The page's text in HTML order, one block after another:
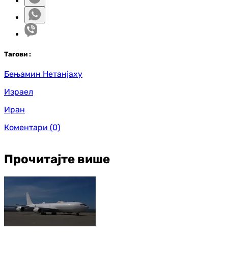
Тагови :
Бењамин Нетанјаху
Израел
Иран
Коментари (0)
Прочитајте више